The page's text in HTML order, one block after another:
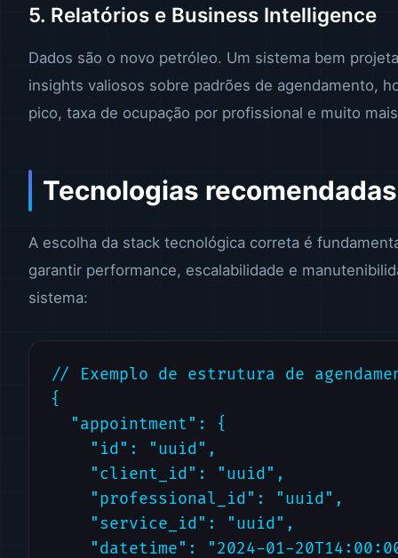
5. Relatórios e Business Intelligence
Dados são o novo petróleo. Um sistema bem
insights valiosos sobre padrões de agendamento,
pico, taxa de ocupação por profissional e muito
Tecnologias recomendadas
A escolha da stack tecnológica correta é
garantir performance, escalabilidade e
sistema:
// Exemplo de estrutura de
{
  "appointment": {
    "id": "uuid",
    "client_id": "uuid",
    "professional_id": "uuid",
    "service_id": "uuid",
"datetime": "2024-01-